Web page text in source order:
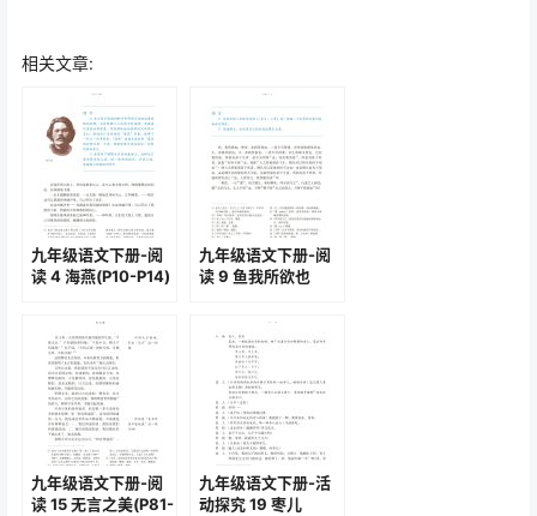
相关文章:
九年级语文下册-阅
读 4 海燕(P10-P14)
九年级语文下册-阅
读 9 鱼我所欲也
九年级语文下册-阅
读 15 无言之美(P81-
九年级语文下册-活
动探究 19 枣儿